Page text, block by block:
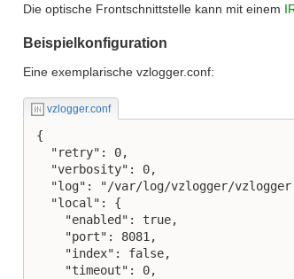
Die optische Frontschnittstelle kann mit einem
Beispielkonfiguration
Eine exemplarische vzlogger.conf:
vzlogger.conf
{
  "retry": 0,
  "verbosity": 0,
"log": "/var/log/vzlogger/
  "local": {
    "enabled": true,
    "port": 8081,
    "index": false,
    "timeout": 0,